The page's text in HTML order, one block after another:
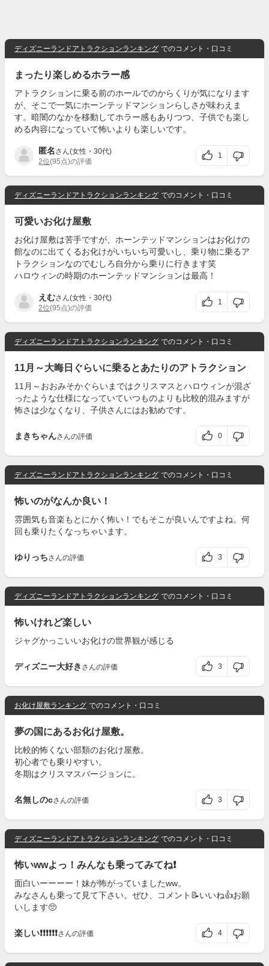
ディズニーランドアトラクションランキング でのコメント・口コミ
まったり楽しめるホラー感
アトラクションに乗る前のホールでのからくりが気になります
が、そこで一気にホーンテッドマンションらしさが味わえま
す。暗闇のなかを移動してホラー感もありつつ、子供でも楽し
める内容になっていて怖いよりも楽しいです。
匿名さん(女性・30代)
2位(95点)の評価
1
ディズニーランドアトラクションランキング でのコメント・口コミ
可愛いお化け屋敷
お化け屋敷は苦手ですが、ホーンテッドマンションはお化けの
館なのに出てくるお化けがいちいち可愛いし、乗り物に乗るア
トラクションなのでむしろ自分から乗りに行きます笑
ハロウィンの時期のホーンテッドマンションは最高！
えむさん(女性・30代)
2位(95点)の評価
1
ディズニーランドアトラクションランキング でのコメント・口コミ
11月～大晦日ぐらいに乗るとあたりのアトラクション
11月～おおみそかぐらいまではクリスマスとハロウィンが混ざ
ったような仕様になっていていつものよりも比較的混みますが
怖さは少なくなり、子供さんにはお勧めです。
まきちゃんさんの評価 0
ディズニーランドアトラクションランキング でのコメント・口コミ
怖いのがなんか良い！
雰囲気も音楽もとにかく怖い！でもそこが良いんですよね。何
回も乗りたくなっちゃいます。
ゆりっちさんの評価 3
ディズニーランドアトラクションランキング でのコメント・口コミ
怖いけれど楽しい
ジャグかっこいいお化けの世界観が感じる
ディズニー大好き さんの評価 3
お化け屋敷ランキング でのコメント・口コミ
夢の国にあるお化け屋敷。
比較的怖くない部類のお化け屋敷。
初心者でも乗りやすい。
冬期はクリスマスバージョンに。
名無しのcさんの評価 3
ディズニーランドアトラクションランキング でのコメント・口コミ
怖いwwよっ！みんなも乗ってみてね❗️
面白いーーーー！妹が怖がっていましたww。
みなさんも乗って見て下さい。ぜひ、コメント📝いいね👍お願
いします🥺
楽しい❗️❗️❗️❗️❗️❗️さんの評価 4